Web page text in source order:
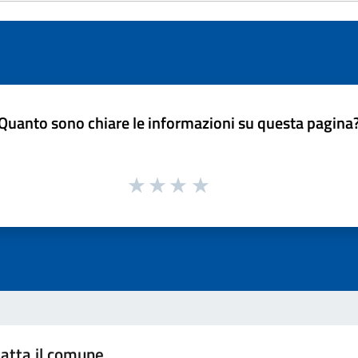
sono chiare le informazioni su questa